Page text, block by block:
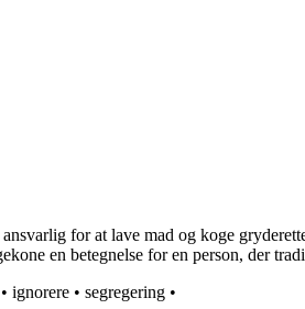
for at lave mad og koge
en betegnelse for en person, der
• ignorere • segregering •